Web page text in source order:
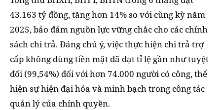
43.163 tỷ đồng, tăng hơn 14% so với cùng kỳ năm
2025, bảo đảm nguồn lực vững chắc cho các chính
sách chi trả. Đáng chú ý, việc thực hiện chi trả trợ
cấp không dùng tiền mặt đã đạt tỉ lệ gần như tuyệt
đối (99,54%) đối với hơn 74.000 người có công, thể
hiện sự hiện đại hóa và minh bạch trong công tác
quản lý của chính quyền.